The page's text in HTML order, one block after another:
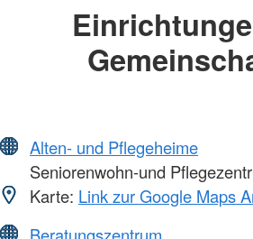
Alten- und Pflegeheime
Seniorenwohn-und
Karte: Link zur Google Maps